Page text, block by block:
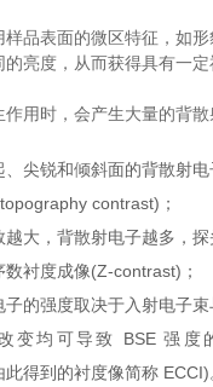
品表面的微区特征，如
的亮度，从而获得具有一定
用时，会产生大量的背
尖锐和倾斜面的背散射电
contrast)；
越大，背散射电子越多，
衬度成像(Z-contrast)；
的强度取决于入射电子
变均可导致 BSE 强度
得到的衬度像简称 ECCI)